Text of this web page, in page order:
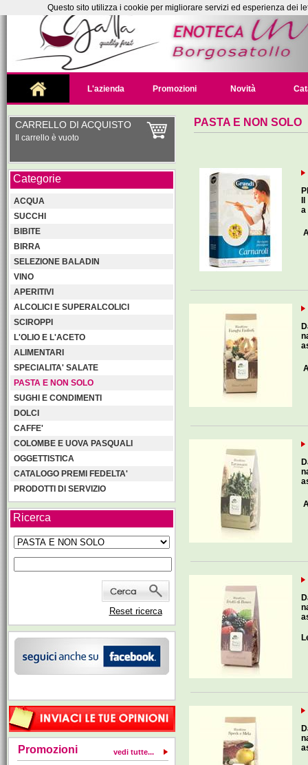
L'azienda Promozioni Novità
CARRELLO DI ACQUISTO
Il carrello è vuoto
Categorie
ACQUA
SUCCHI
BIBITE
BIRRA
SELEZIONE BALADIN
VINO
APERITIVI
ALCOLICI E SUPERALCOLICI
SCIROPPI
L'OLIO E L'ACETO
ALIMENTARI
SPECIALITA' SALATE
PASTA E NON SOLO
SUGHI E CONDIMENTI
DOLCI
CAFFE'
COLOMBE E UOVA PASQUALI
OGGETTISTICA
CATALOGO PREMI FEDELTA'
PRODOTTI DI SERVIZIO
Ricerca
Reset ricerca
Promozioni vedi tutte...
PASTA E NON SOLO
a
Questo sito utilizza i cookie per migliorare servizi ed esperienza dei